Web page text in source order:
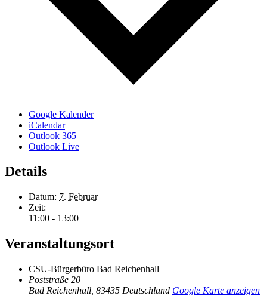
Google Kalender
iCalendar
Outlook 365
Outlook Live
Details
Datum: 7. Februar
Zeit:
11:00 - 13:00
Veranstaltungsort
CSU-Bürgerbüro Bad Reichenhall
Poststraße 20
Bad Reichenhall 83435 Deutschland Google Karte anzeigen